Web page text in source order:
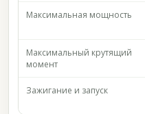
Максимальная мощность
Максимальный крутящий
момент
Зажигание и запуск